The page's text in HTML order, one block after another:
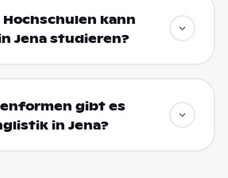
kann
Jena studieren?
gibt es
in Jena?